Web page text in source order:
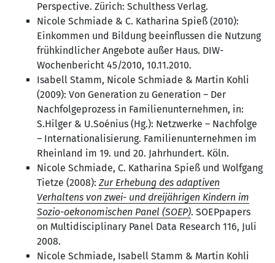
Perspective. Zürich: Schulthess Verlag.
Nicole Schmiade & C. Katharina Spieß (2010):
Einkommen und Bildung beeinflussen die Nutzung
frühkindlicher Angebote außer Haus. DIW-
Wochenbericht 45/2010, 10.11.2010.
Isabell Stamm, Nicole Schmiade & Martin Kohli
(2009): Von Generation zu Generation – Der
Nachfolgeprozess in Familienunternehmen, in:
S.Hilger & U.Soénius (Hg.): Netzwerke – Nachfolge
– Internationalisierung. Familienunternehmen im
Rheinland im 19. und 20. Jahrhundert. Köln.
Nicole Schmiade, C. Katharina Spieß und Wolfgang
Tietze (2008): Zur Erhebung des adaptiven
Verhaltens von zwei- und dreijährigen Kindern im
Sozio-oekonomischen Panel (SOEP). SOEPpapers
on Multidisciplinary Panel Data Research 116, Juli
2008.
Nicole Schmiade, Isabell Stamm & Martin Kohli